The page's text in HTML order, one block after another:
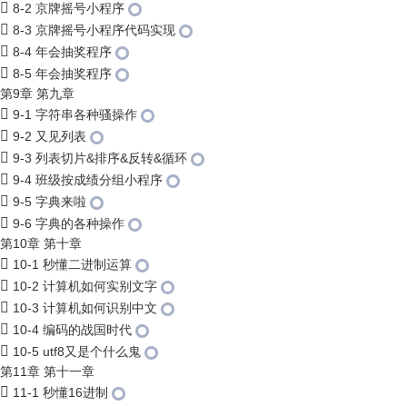
8-2 京牌摇号小程序
8-3 京牌摇号小程序代码实现
8-4 年会抽奖程序
8-5 年会抽奖程序
第9章 第九章
9-1 字符串各种骚操作
9-2 又见列表
9-3 列表切片&排序&反转&循环
9-4 班级按成绩分组小程序
9-5 字典来啦
9-6 字典的各种操作
第10章 第十章
10-1 秒懂二进制运算
10-2 计算机如何实别文字
10-3 计算机如何识别中文
10-4 编码的战国时代
10-5 utf8又是个什么鬼
第11章 第十一章
11-1 秒懂16进制